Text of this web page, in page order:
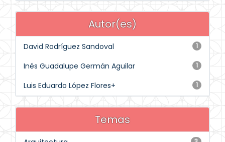
Autor(es)
1
David Rodríguez Sandoval
1
Inés Guadalupe Germán Aguilar
1
Luis Eduardo López Flores+
Temas